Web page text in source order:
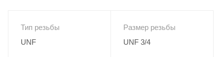
Тип резьбы
UNF
Размер резьбы
UNF 3/4